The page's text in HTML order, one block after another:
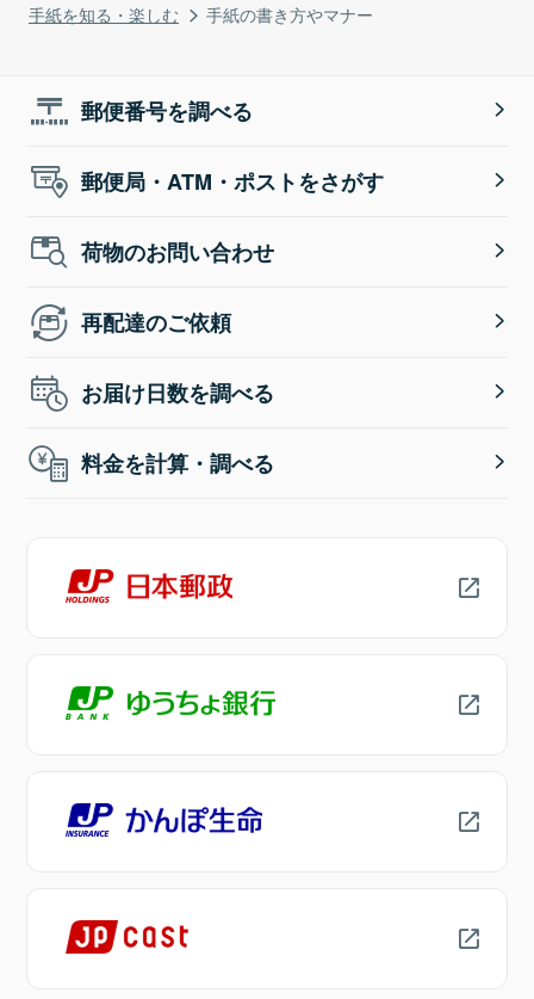
手紙を知る・楽しむ
手紙の書き方やマナー
郵便番号を調べる
郵便局・ATM・ポストをさがす
荷物のお問い合わせ
再配達のご依頼
お届け日数を調べる
料金を計算・調べる